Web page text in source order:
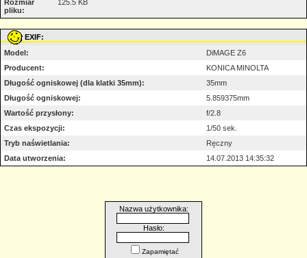
Rozmiar
pliku:
125.5 KB
EXIF:
Model:
DiMAGE Z6
Producent:
KONICA MINOLTA
Długość ogniskowej (dla klatki 35mm):
35mm
Długość ogniskowej:
5.859375mm
Wartość przysłony:
f/2.8
Czas ekspozycji:
1/50 sek.
Tryb naświetlania:
Ręczny
Data utworzenia:
14.07.2013 14:35:32
Nazwa użytkownika:
Hasło:
Zapamiętać